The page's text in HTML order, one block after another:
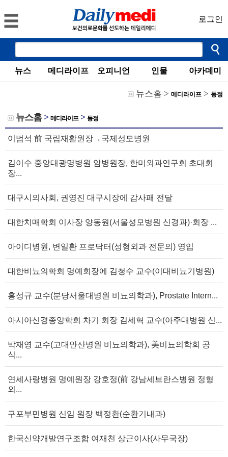
로그인
뉴스 메디라이프 오피니언 인물 아카데미
뉴스홈 > 메디라이프 > 동정
뉴스홈> 메디라이프> 동정
이범석 前 국립재활원장→국제성모병원
김이수 중앙대광명병원 암병원장, 한미외과연구회 초대회
장...
대구시의사회, 권영진 대구시장에 감사패 전달
대한치매학회 이사장 양동원(서울성모병원 신경과)·회장 ...
아이디병원, 변일환 프로닥터(성형외과 전문의) 영입
대한비뇨의학회 명예회장에 김청수 교수(이대비뇨기병원)
홍성규 교수(분당서울대병원 비뇨의학과), Prostate Intern...
아시아신경종양학회 차기 회장 김세혁 교수(아주대병원 신...
박재영 교수(고대안산병원 비뇨의학과), 美비뇨의학회 공
식...
연세사랑병원 명예원장 강호정(前 강남세브란스병원 정형
외...
구포부민병원 신임 원장 백정환(순환기내과)
한국신약개발연구조합 여재천 상근이사(사무국장)